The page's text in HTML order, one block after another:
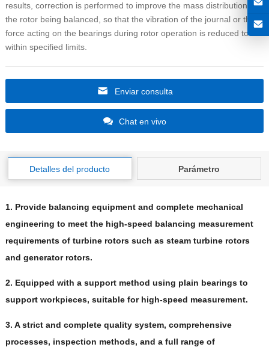
results, correction is performed to improve the mass distribution of
the rotor being balanced, so that the vibration of the journal or the
force acting on the bearings during rotor operation is reduced to
within specified limits.
Enviar consulta
Chat en vivo
Detalles del producto Parámetro
1. Provide balancing equipment and complete mechanical
engineering to meet the high-speed balancing measurement
requirements of turbine rotors such as steam turbine rotors
and generator rotors.
2. Equipped with a support method using plain bearings to
support workpieces, suitable for high-speed measurement.
3. A strict and complete quality system, comprehensive
processes, inspection methods, and a full range of